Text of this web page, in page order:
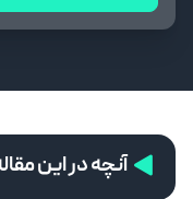
آنچه در این